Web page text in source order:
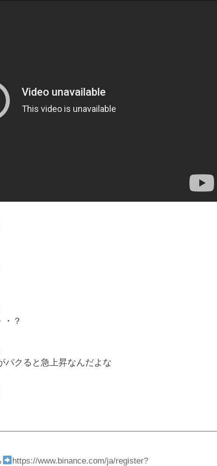
？
パクると急上昇なんだよな
https://www.binance.com/ja/register?